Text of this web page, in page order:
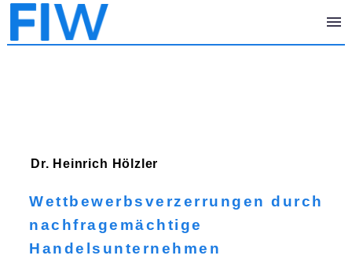
Dr. Heinrich Hölzler
Wettbewerbsverzerrungen durch
nachfragemächtige
Handelsunternehmen